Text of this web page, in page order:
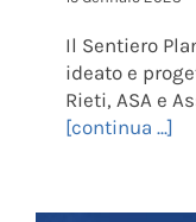
Il Sentiero
ideato e
Rieti, ASA e
[continua ...]